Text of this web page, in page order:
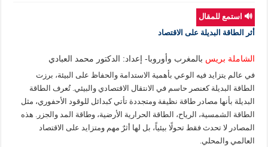
🔊 استمع للمقال
أثر الطاقة البديلة على الاقتصاد
الشاملة بريس بالمغرب وأوروبا- إعداد: الدكتور محمد العبادي
في عالم يتزايد فيه الوعي بأهمية الاستدامة والحفاظ على البيئة، برزت
الطاقة البديلة كعنصر حاسم في الانتقال الاقتصادي والبيئي. تُعرف الطاقة
البديلة بأنها مصادر طاقة نظيفة ومتجددة تأتي كبدائل للوقود الأحفوري، مثل
الطاقة الشمسية، الرياح، الطاقة الحرارية الأرضية، وطاقة المد والجزر. هذه
المصادر لا تحدث فقط تحولًا بيئياً، بل لها أثرٌ مهم ومتزايد على الاقتصاد
العالمي والمحلي.